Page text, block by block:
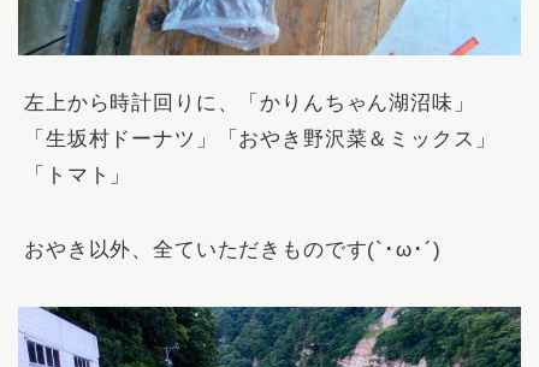
左上から時計回りに、「かりんちゃん湖沼味」
「生坂村ドーナツ」「おやき野沢菜＆ミックス」
「トマト」
おやき以外、全ていただきものです(`･ω･´)